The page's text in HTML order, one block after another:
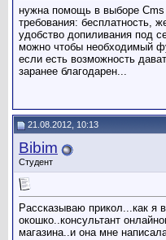
нужна помощь в выборе Cms
требования: бесплатность,
удобство допиливания под
можно чтобы необходимый
если есть возможность
заранее благодарен...
21.08.2012, 10:13
Bibim
Студент
Рассказываю прикол...как я
окошко..консультант
магазина..и она мне